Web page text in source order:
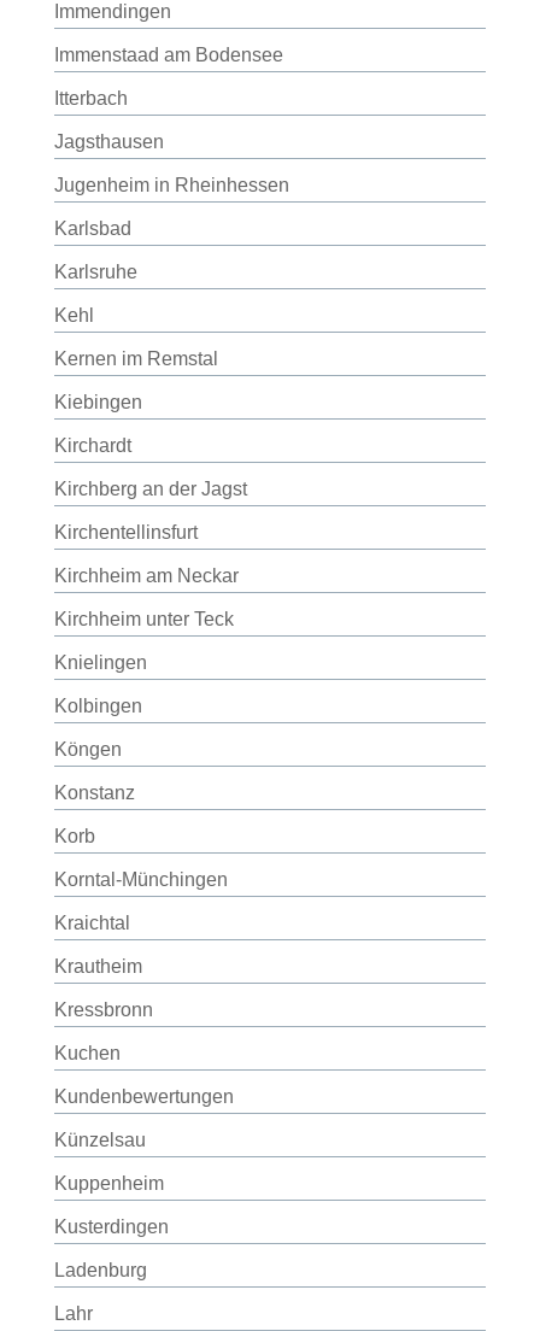
Immendingen
Immenstaad am Bodensee
Itterbach
Jagsthausen
Jugenheim in Rheinhessen
Karlsbad
Karlsruhe
Kehl
Kernen im Remstal
Kiebingen
Kirchardt
Kirchberg an der Jagst
Kirchentellinsfurt
Kirchheim am Neckar
Kirchheim unter Teck
Knielingen
Kolbingen
Köngen
Konstanz
Korb
Korntal-Münchingen
Kraichtal
Krautheim
Kressbronn
Kuchen
Kundenbewertungen
Künzelsau
Kuppenheim
Kusterdingen
Ladenburg
Lahr